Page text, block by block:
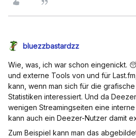
bluezzbastardzz
Wie, was, ich war schon eingenickt.
und externe Tools von und für
kann, wenn man sich für die
Statistiken interessiert. Und da
wenigen Streamingseiten eine
kann auch ein Deezer-Nutzer damit
Zum Beispiel kann man das